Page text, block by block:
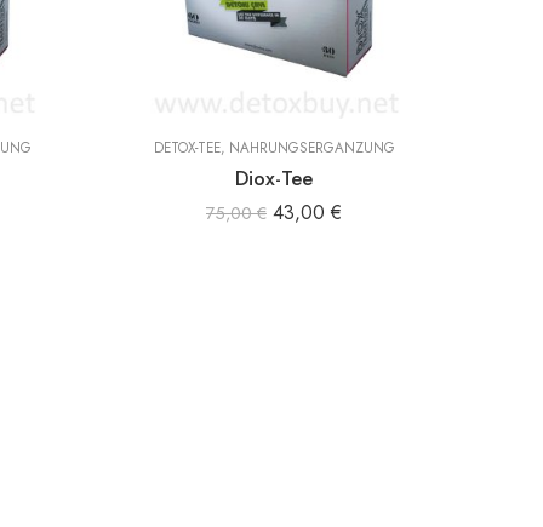
DETOX-TEE, NAHRUNGSERGÄNZUNG
Diox-Tee
75,00€ 43,00 €